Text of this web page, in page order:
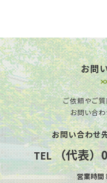
お問
ご依頼やご
お問い合
お問い合わせ
TEL（代表）
営業時間